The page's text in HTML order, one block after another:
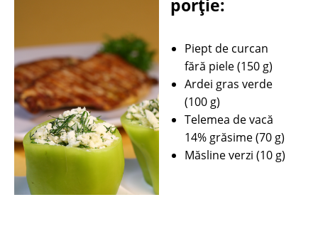
porție:
Piept de curcan
fără piele (150 g)
Ardei gras verde
(100 g)
Telemea de vacă
14% grăsime (70 g)
Măsline verzi (10 g)